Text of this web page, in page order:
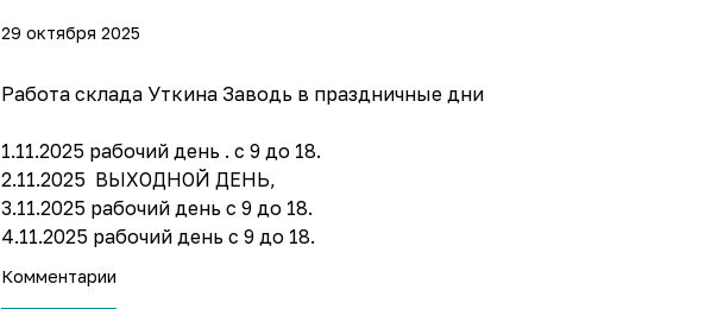
29 октября 2025
Работа склада Уткина Заводь в праздничные дни
1.11.2025 рабочий день . с 9 до 18.
2.11.2025 ВЫХОДНОЙ ДЕНЬ,
3.11.2025 рабочий день с 9 до 18.
4.11.2025 рабочий день с 9 до 18.
Комментарии